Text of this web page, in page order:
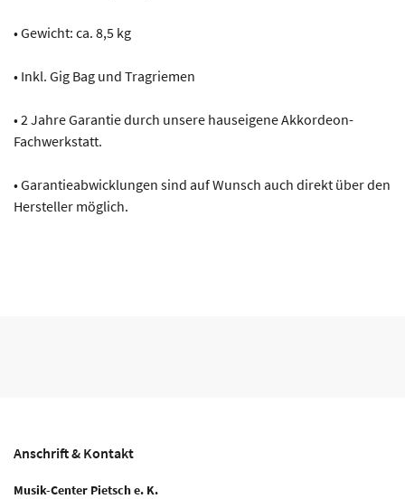
• Gewicht: ca. 8,5 kg
• Inkl. Gig Bag und Tragriemen
• 2 Jahre Garantie durch unsere hauseigene Akkordeon-
Fachwerkstatt.
• Garantieabwicklungen sind auf Wunsch auch direkt über den
Hersteller möglich.
Anschrift & Kontakt
Musik-Center Pietsch e. K.